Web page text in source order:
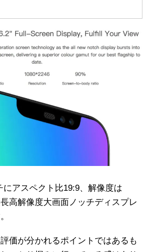
にアスペクト比19:9、解像度は
高解像度大画面ノッチディスプレ
価が分かれるポイントではあるも